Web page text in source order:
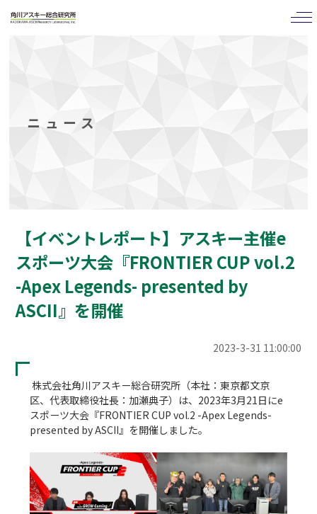
ニュース
【イベントレポート】アスキー主催e
スポーツ大会『FRONTIER CUP vol.2
-Apex Legends- presented by
ASCII』を開催
2023-3-31 11:00:00
株式会社角川アスキー総合研究所（本社：東京都文京
区、代表取締役社長：加瀬典子）は、2023年3月21日にe
スポーツ大会『FRONTIER CUP vol.2 -Apex Legends-
presented by ASCII』を開催しました。